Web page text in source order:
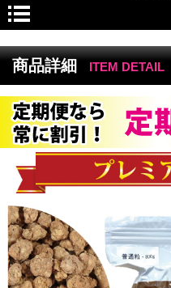
商品詳細 ITEM DETAIL